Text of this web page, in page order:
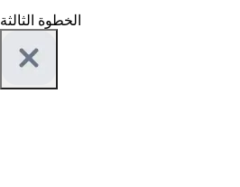
الخطوة الثالثة